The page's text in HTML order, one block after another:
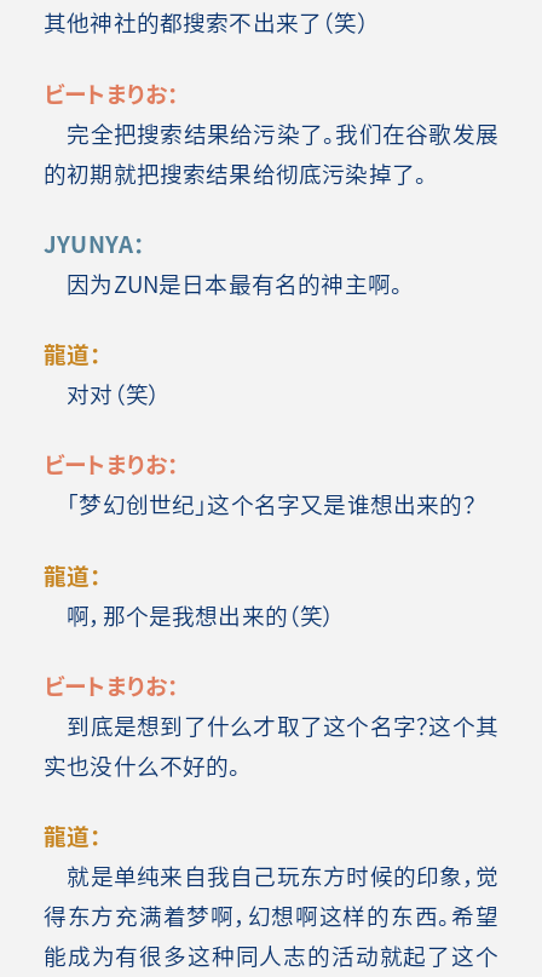
其他神社的都搜索不出来了（笑）
ビートまりお：
完全把搜索结果给污染了。我们在谷歌发展
的初期就把搜索结果给彻底污染掉了。
JYUNYA：
因为ZUN是日本最有名的神主啊。
龍道：
对对（笑）
ビートまりお：
「梦幻创世纪」这个名字又是谁想出来的？
龍道：
啊，那个是我想出来的（笑）
ビートまりお：
到底是想到了什么才取了这个名字？这个其
实也没什么不好的。
龍道：
就是单纯来自我自己玩东方时候的印象，觉
得东方充满着梦啊，幻想啊这样的东西。希望
能成为有很多这种同人志的活动就起了这个